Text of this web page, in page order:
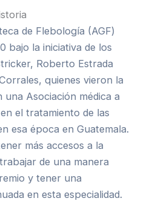
de Flebología (AGF)
bajo la iniciativa de los
Roberto Estrada
quienes vieron la
una Asociación médica a
el tratamiento de las
esa época en Guatemala.
más accesos a la
de una manera
y tener una
en esta especialidad.